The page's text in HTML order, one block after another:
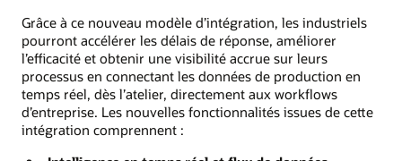
Grâce à ce nouveau modèle d’intégration, les industriels
pourront accélérer les délais de réponse, améliorer
l’efficacité et obtenir une visibilité accrue sur leurs
processus en connectant les données de production en
temps réel, dès l’atelier, directement aux workflows
d’entreprise. Les nouvelles fonctionnalités issues de cette
intégration comprennent :